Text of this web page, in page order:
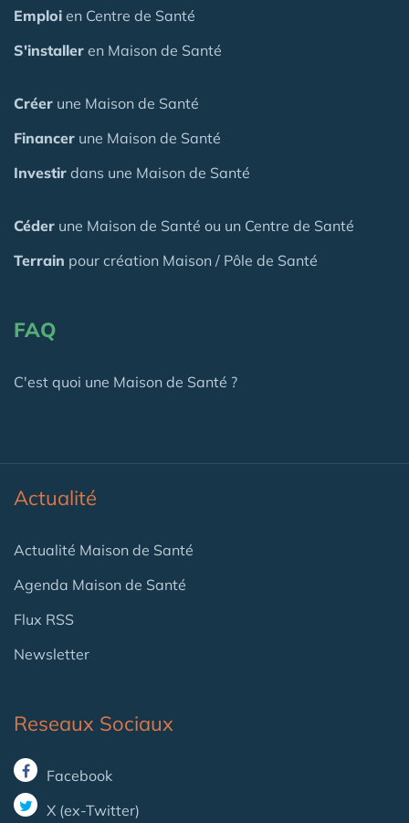
Emploi en Centre de Santé
S'installer en Maison de Santé
Créer une Maison de Santé
Financer une Maison de Santé
Investir dans une Maison de Santé
Céder une Maison de Santé ou un Centre de Santé
Terrain pour création Maison / Pôle de Santé
FAQ
C'est quoi une Maison de Santé ?
Actualité
Actualité Maison de Santé
Agenda Maison de Santé
Flux RSS
Newsletter
Reseaux Sociaux
Facebook
X (ex-Twitter)